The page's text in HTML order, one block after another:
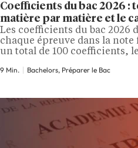
Coefficients du bac 2026 :
matière par matière et le
Les coefficients du bac 2026
chaque épreuve dans la
un total de 100 coefficients,
précisément ces coefficients
9 Min. Bachelors, Préparer le Bac